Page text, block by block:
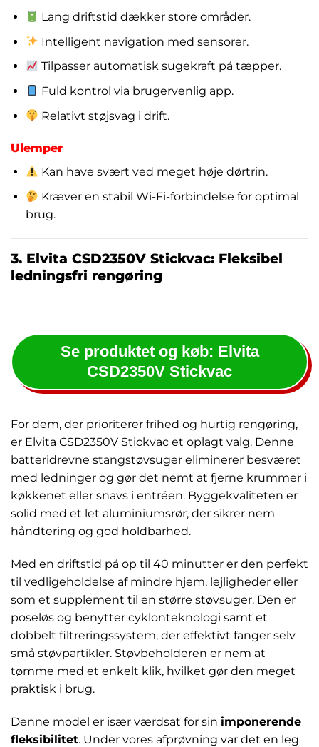
Lang driftstid dækker store områder.
Intelligent navigation med sensorer.
Tilpasser automatisk sugekraft på tæpper.
Fuld kontrol via brugervenlig app.
Relativt støjsvag i drift.
Ulemper
Kan have svært ved meget høje dørtrin.
Kræver en stabil Wi-Fi-forbindelse for optimal
brug.
3. Elvita CSD2350V Stickvac: Fleksibel
ledningsfri rengøring
Se produktet og køb: Elvita
CSD2350V Stickvac
For dem, der prioriterer frihed og hurtig rengøring,
er Elvita CSD2350V Stickvac et oplagt valg. Denne
batteridrevne stangstøvsuger eliminerer besværet
med ledninger og gør det nemt at fjerne krummer i
køkkenet eller snavs i entréen. Byggekvaliteten er
solid med et let aluminiumsrør, der sikrer nem
håndtering og god holdbarhed.
Med en driftstid på op til 40 minutter er den perfekt
til vedligeholdelse af mindre hjem, lejligheder eller
som et supplement til en større støvsuger. Den er
poseløs og benytter cyklonteknologi samt et
dobbelt filtreringssystem, der effektivt fanger selv
små støvpartikler. Støvbeholderen er nem at
tømme med et enkelt klik, hvilket gør den meget
praktisk i brug.
Denne model er især værdsat for sin imponerende
fleksibilitet. Under vores afprøvning var det en leg